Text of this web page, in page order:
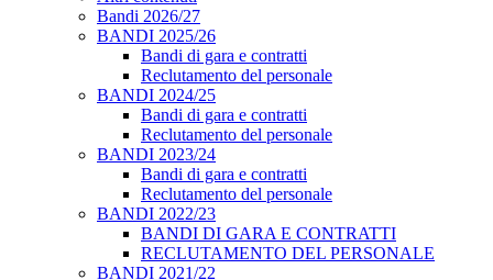
Bandi 2026/27
BANDI 2025/26
Bandi di gara e contratti
Reclutamento del personale
BANDI 2024/25
Bandi di gara e contratti
Reclutamento del personale
BANDI 2023/24
Bandi di gara e contratti
Reclutamento del personale
BANDI 2022/23
BANDI DI GARA E CONTRATTI
RECLUTAMENTO DEL PERSONALE
BANDI 2021/22